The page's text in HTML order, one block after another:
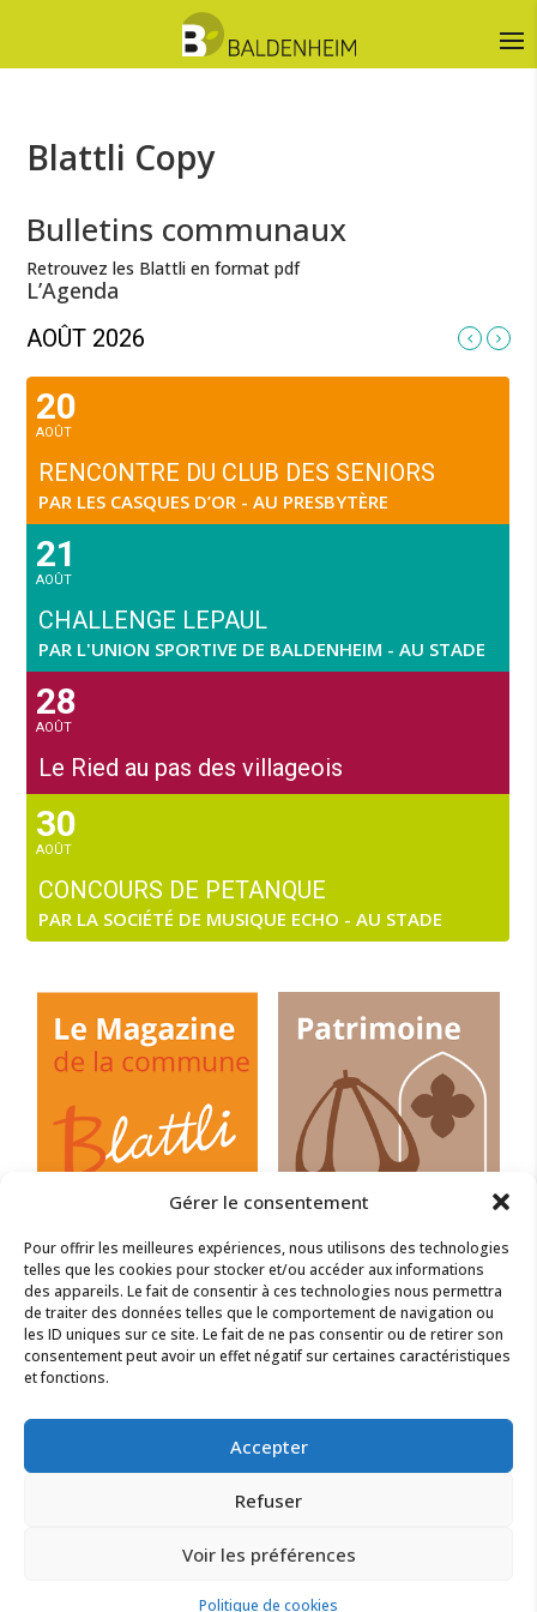
Gérer le consentement
Pour offrir les meilleures expériences, nous utilisons des technologies
telles que les cookies pour stocker et/ou accéder aux informations
des appareils. Le fait de consentir à ces technologies nous permettra
de traiter des données telles que le comportement de navigation ou
les ID uniques sur ce site. Le fait de ne pas consentir ou de retirer son
consentement peut avoir un effet négatif sur certaines caractéristiques
et fonctions.
Accepter
Refuser
Voir les préférences
Politique de cookies
Blattli Copy
Bulletins communaux
Retrouvez les Blattli en format pdf
L’Agenda
AOÛT 2026
20
AOÛT
RENCONTRE DU CLUB DES SENIORS
PAR LES CASQUES D’OR - AU PRESBYTÈRE
21
AOÛT
CHALLENGE LEPAUL
PAR L'UNION SPORTIVE DE BALDENHEIM - AU STADE
28
AOÛT
Le Ried au pas des villageois
30
AOÛT
CONCOURS DE PETANQUE
PAR LA SOCIÉTÉ DE MUSIQUE ECHO - AU STADE
- © Commune de Baldenheim 2026